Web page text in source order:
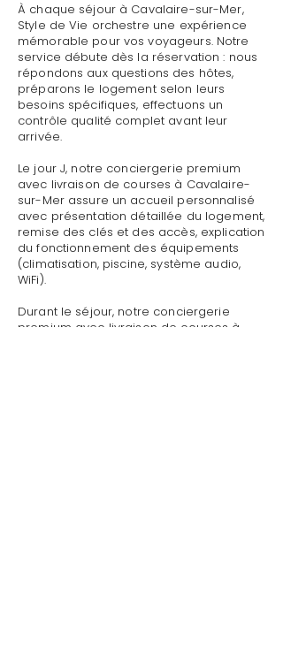
À chaque séjour à Cavalaire-sur-Mer,
Style de Vie orchestre une expérience
mémorable pour vos voyageurs. Notre
service débute dès la réservation : nous
répondons aux questions des hôtes,
préparons le logement selon leurs
besoins spécifiques, effectuons un
contrôle qualité complet avant leur
arrivée.
Le jour J, notre conciergerie premium
avec livraison de courses à Cavalaire-
sur-Mer assure un accueil personnalisé
avec présentation détaillée du logement,
remise des clés et des accès, explication
du fonctionnement des équipements
(climatisation, piscine, système audio,
WiFi).
Durant le séjour, notre conciergerie
premium avec livraison de courses à